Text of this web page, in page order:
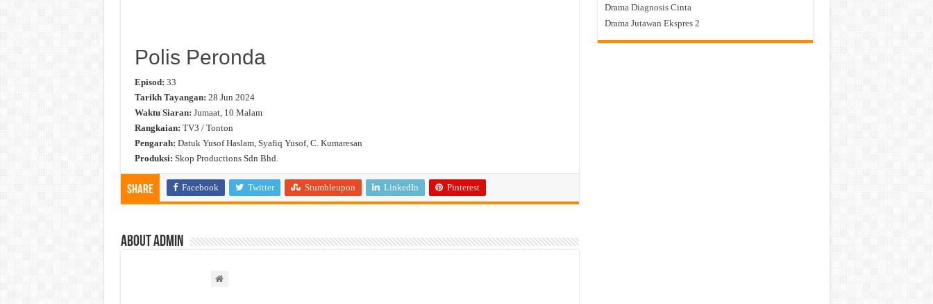
Polis Peronda
Episod: 33
Tarikh Tayangan: 28 Jun 2024
Waktu Siaran: Jumaat, 10 Malam
Rangkaian: TV3 / Tonton
Pengarah: Datuk Yusof Haslam, Syafiq Yusof, C. Kumaresan
Produksi: Skop Productions Sdn Bhd.
Share Facebook Twitter Stumbleupon LinkedIn Pinterest
About admin
Drama Diagnosis Cinta
Drama Jutawan Ekspres 2